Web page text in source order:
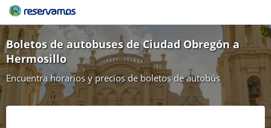
Boletos de autobuses de Ciudad Obregón a
Hermosillo
Encuentra horarios y precios de boletos de autobús